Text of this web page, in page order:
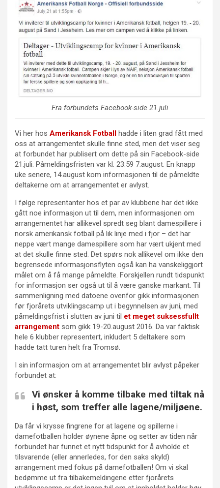
Fra forbundets Facebook-side 21.juli
Vi her hos Amerikansk Fotball hadde i liten grad fått med
oss at arrangementet skulle finne sted, men det viser seg
at forbundet har publisert om dette på sin Facebook-side
21.juli. Påmeldingsfristen var kl. 23:59 7.august. En knapp
uke senere, 14.august kom informasjonen til de påmeldte
deltakerne om at arrangementet er avlyst.
I følge representanter hos et par av klubbene har det ikke
gått noe informasjon ut til dem, men informasjonen om
arrangementet har allikevel spredt seg blant damespillere i
norsk amerikansk fotball på lik linje med i fjor – det har
neppe vært mange damespillere som har vært ukjent med
at det skulle finne sted. Det spørs nok allikevel om ikke den
begrensede informasjonsflyten også kan ha vanskeliggjort
målet om å få mange påmeldte. Forskjellen rundt tidspunkt
for informasjon ser også ut til å være ganske markant. Til
sammenligning med datoene ovenfor gikk informasjonen
før fjorårets utviklingscamp ut i begynnelsen av juni, med
påmeldingsfrist i slutten av juni til et meget suksessfullt
arrangement som gikk 19-20.august 2016. Da var faktisk
hele 6 klubber representert, inkludert 5 deltakere som
hadde tatt turen helt fra Tromsø.
I sin informasjon om at arrangementet blir avlyst påpeker
forbundet at:
Vi ønsker å komme tilbake med tiltak nå
i høst, som treffer alle lagene/miljøene.
Da får vi krysse fingrene for at lagene og spillerne i
damefotballen holder øynene åpne og setter av tiden når
forbundet har funnet et nytt tidspunkt for å avholde et
tilsvarende (eller annerledes, for den saks skyld)
arrangement med fokus på damefotballen! Om vi skal
bedømme ut fra tilbakemeldingene etter fjorårets